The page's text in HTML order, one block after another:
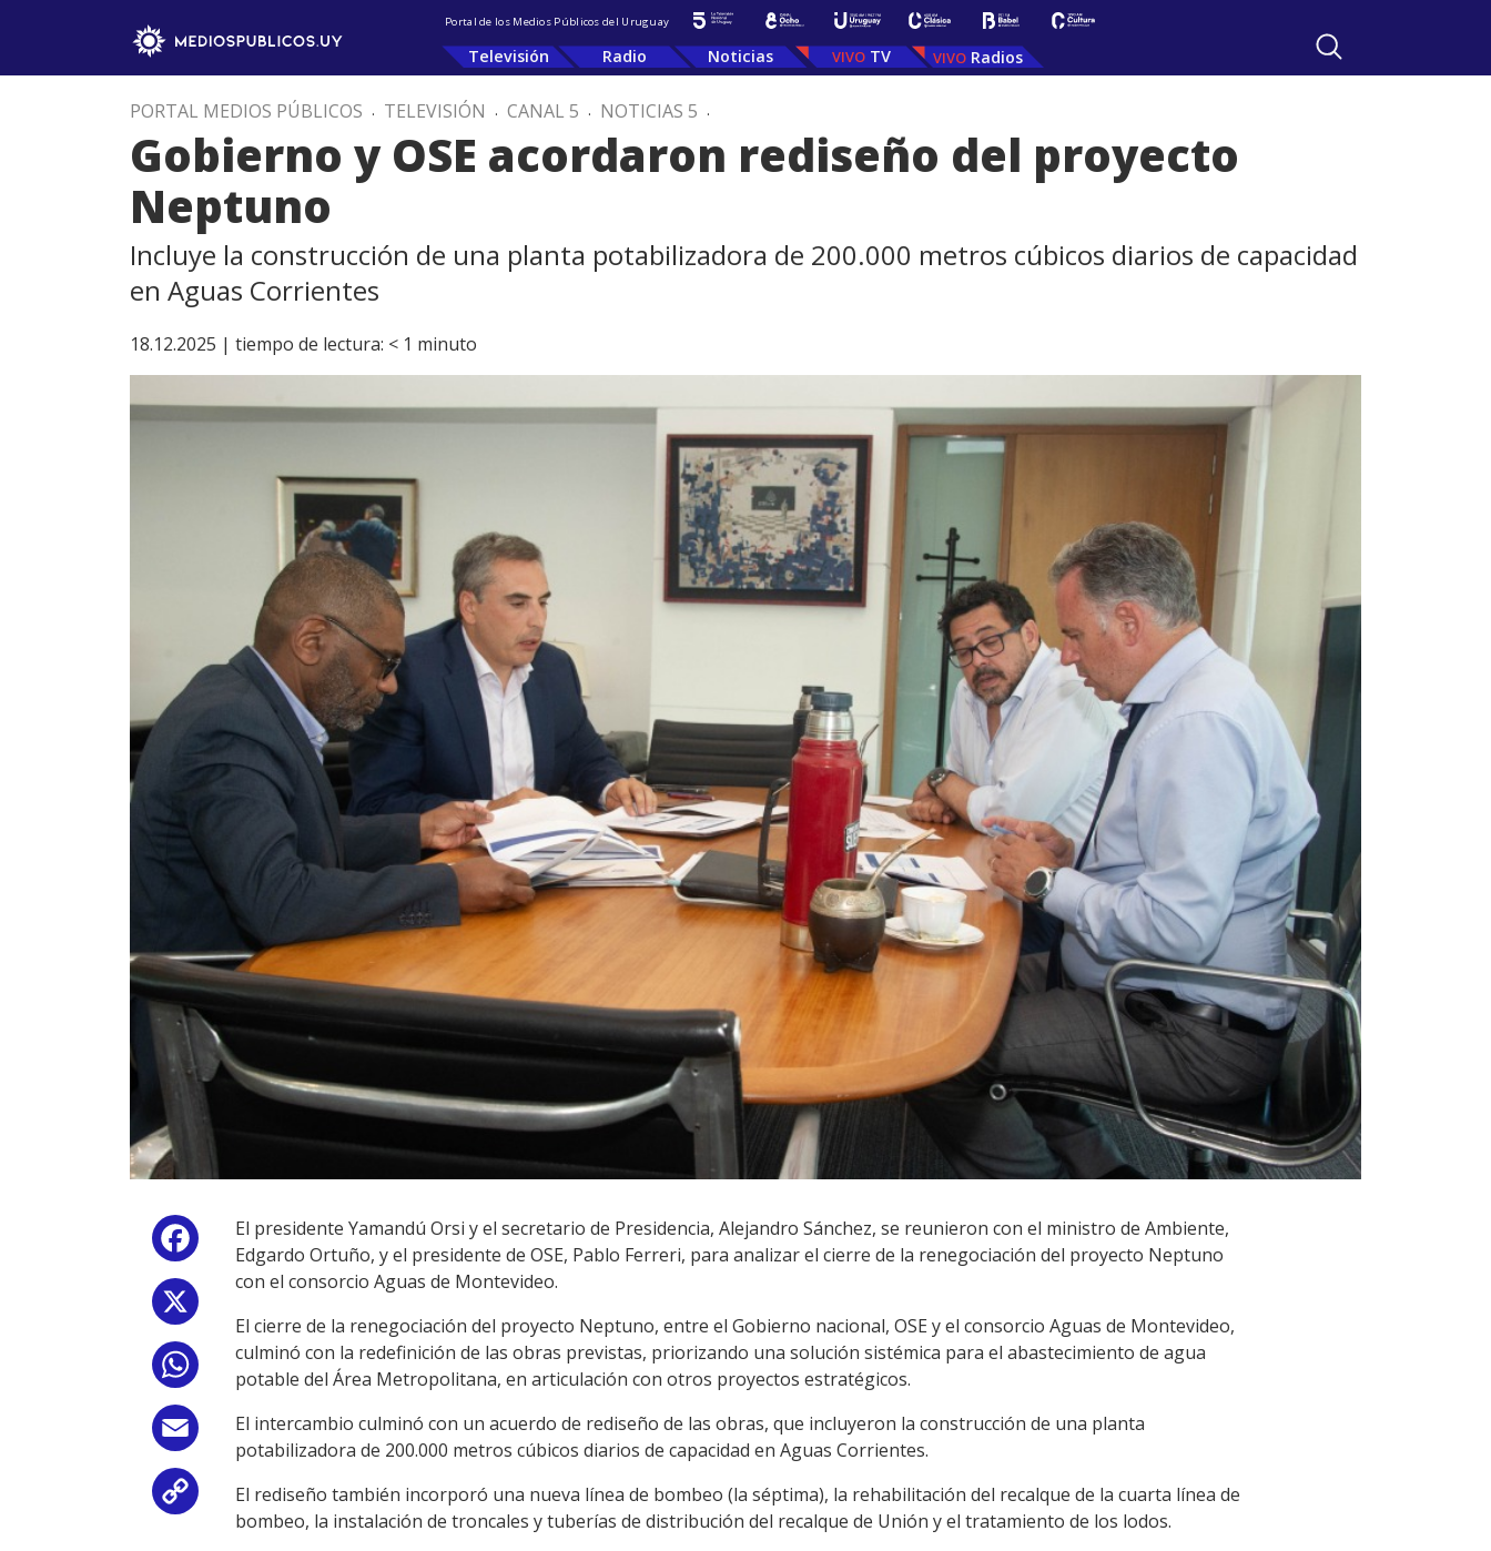
Portal de los Medios Públicos del Uruguay
Televisión Radio Noticias TV Radios
PORTAL MEDIOS PÚBLICOS . TELEVISIÓN . CANAL 5 . NOTICIAS 5 .
Gobierno y OSE acordaron rediseño del proyecto
Neptuno
Incluye la construcción de una planta potabilizadora de 200.000 metros cúbicos diarios de capacidad
en Aguas Corrientes
18.12.2025 | tiempo de lectura: < 1 minuto
Facebook
WhatsApp
Email
Copy
El presidente Yamandú Orsi y el secretario de Presidencia, Alejandro Sánchez, se reunieron con el ministro de Ambiente,
Edgardo Ortuño, y el presidente de OSE, Pablo Ferreri, para analizar el cierre de la renegociación del proyecto Neptuno
con el consorcio Aguas de Montevideo.
El cierre de la renegociación del proyecto Neptuno, entre el Gobierno nacional, OSE y el consorcio Aguas de Montevideo,
culminó con la redefinición de las obras previstas, priorizando una solución sistémica para el abastecimiento de agua
potable del Área Metropolitana, en articulación con otros proyectos estratégicos.
El intercambio culminó con un acuerdo de rediseño de las obras, que incluyeron la construcción de una planta
potabilizadora de 200.000 metros cúbicos diarios de capacidad en Aguas Corrientes.
El rediseño también incorporó una nueva línea de bombeo (la séptima), la rehabilitación del recalque de la cuarta línea de
bombeo, la instalación de troncales y tuberías de distribución del recalque de Unión y el tratamiento de los lodos.